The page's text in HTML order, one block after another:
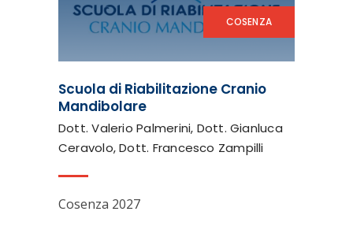
COSENZA
Scuola di Riabilitazione Cranio
Mandibolare
Dott. Valerio Palmerini, Dott. Gianluca
Ceravolo, Dott. Francesco Zampilli
Cosenza 2027